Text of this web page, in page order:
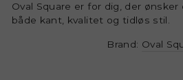
Oval Square er for dig, der
både kant, kvalitet og tidløs stil.
Brand: Oval